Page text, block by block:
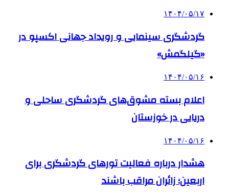
۱۴۰۴/۰۵/۱۷
گردشگری سینمایی و رویداد جهانی اکسپو در
«گیلگمش»
۱۴۰۴/۰۵/۱۶
اعلام بسته مشوق‌های گردشگری ساحلی و
دریایی در خوزستان
۱۴۰۴/۰۵/۱۶
هشدار درباره فعالیت تورهای گردشگری برای
اربعین؛ زائران مراقب باشند